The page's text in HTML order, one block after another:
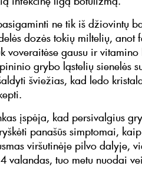
ne tik iš džiovintų
dozės tokių miltelių,
voveraitėse gausu ir
grybo ląstelių sienelės
šviežias, kad ledo
įspėja, kad persivalgius
panašūs simptomai,
viršutinėje pilvo dalyje,
valandas, tuo metu nuodai